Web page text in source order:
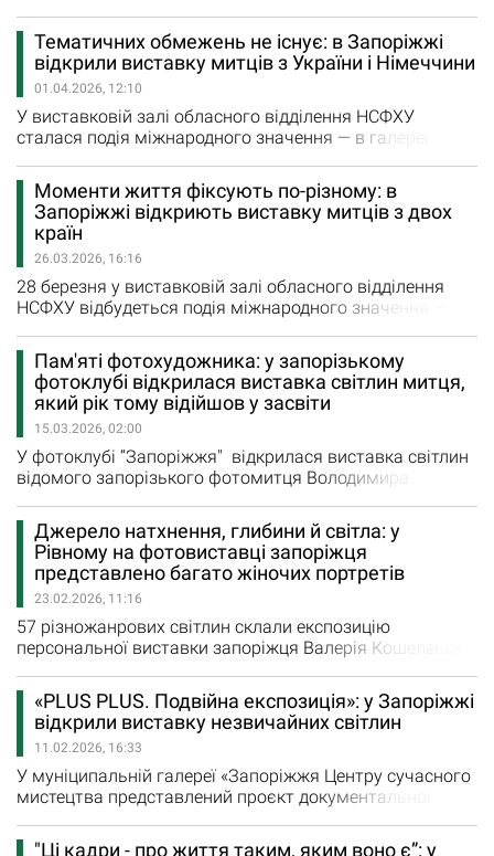
Захисниць України. Меморіальну виставку «Серце, що
виховало Героя», як повідомляє Запорізька ОДА,
відкрили біля «Козацького кола» на Хортиці. «Цю
виставку ініціювали…
Тематичних обмежень не існує: в Запоріжжі
відкрили виставку митців з України і Німеччини
01.04.2026, 12:10
У виставковій залі обласного відділення НСФХУ
сталася подія міжнародного значення — в галереї
фотохудожників України та Нюрнберзького фотоклубу
«Фотографічні мости Німеччина — Україна». Як
розповів заступник голови Запорізького обласного
відділення НСФХУ Валерій Кошеленко, презентація
виставки…
Моменти життя фіксують по-різному: в
Запоріжжі відкриють виставку митців з двох
країн
26.03.2026, 16:16
28 березня у виставковій залі обласного відділення
НСФХУ відбудеться подія міжнародного значення —
фотохудожників України та Нюрнберзького фотоклубу
«Фотографічні мости Німеччина — Україна».
Нюрнберзький фотоклуб – найстаріший у Німеччині,
заснований ще у 1889 році. Щороку він проводить…
Пам'яті фотохудожника: у запорізькому
фотоклубі відкрилася виставка світлин митця,
який рік тому відійшов у засвіти
15.03.2026, 02:00
У фотоклубі “Запоріжжя" відкрилася виставка світлин
відомого запорізького фотомитця Володимира
березня 2025 року йому мало виповнитися 87 років.
Володимир Корнійович помер о 10.30 і для всіх, хто
хотів привітати іменинника, звістка про його смерть
була просто шоком. На річницю з дня смерті…
Джерело натхнення, глибини й світла: у
Рівному на фотовиставці запоріжця
представлено багато жіночих портретів
23.02.2026, 11:16
57 різножанрових світлин склали експозицію
персональної виставки запоріжця Валерія Кошеленка
Рівненській обласній бібліотеці. Для відомого
запорізького фотохудожника, заступника голови
обласної організації Національної спілки
фотохудожників України це вже п’ята “персоналка” у
Рівному,…
«PLUS PLUS. Подвійна експозиція»: у Запоріжжі
відкрили виставку незвичайних світлин
11.02.2026, 16:33
У муніципальній галереї «Запоріжжя Центру сучасного
мистецтва представлений проєкт документальної
мінометником Єгором Самофалом та режисеркою
"Ці кадри - про життя таким, яким воно є”: у